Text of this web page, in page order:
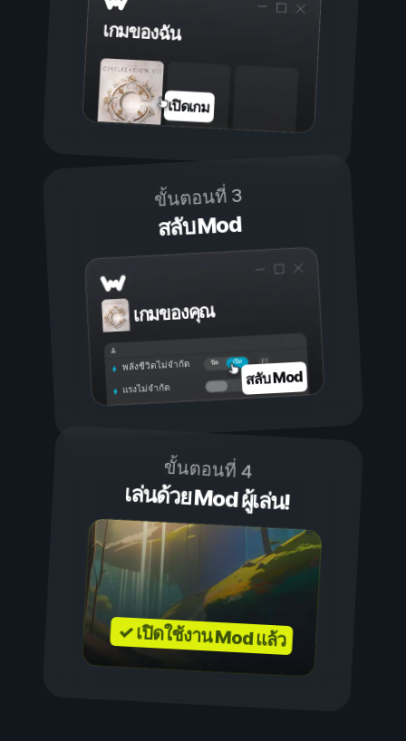
เกมของฉัน
เปิดเกม
ขั้นตอนที่ 3
สลับ Mod
เกมของคุณ
เปิด
ปิด
พลังชีวิตไม่จำกัด
แรงไม่จำกัด สลับ Mod
ขั้นตอนที่ 4
เล่นด้วย Mod ผู้เล่น!
✓ เปิดใช้งาน Mod แล้ว